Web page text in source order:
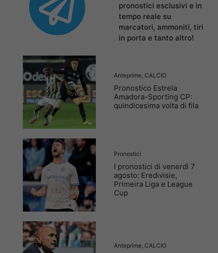
pronostici esclusivi e in
tempo reale su
marcatori, ammoniti, tiri
in porta e tanto altro!
Anteprime, CALCIO
Pronostico Estrela
Amadora-Sporting CP:
quindicesima volta di fila
Pronostici
I pronostici di venerdì 7
agosto: Eredivisie,
Primeira Liga e League
Cup
Anteprime, CALCIO